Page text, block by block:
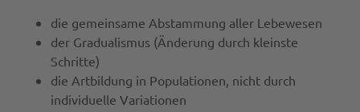
die gemeinsame Abstammung aller Lebewesen
der Gradualismus (Änderung durch kleinste
Schritte)
die Artbildung in Populationen, nicht durch
individuelle Variationen